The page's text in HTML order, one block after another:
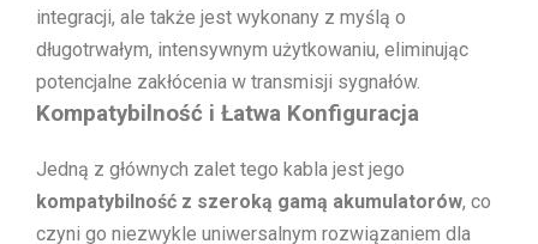
integracji, ale także jest wykonany z myślą o
długotrwałym, intensywnym użytkowaniu, eliminując
potencjalne zakłócenia w transmisji sygnałów.
Kompatybilność i Łatwa Konfiguracja
Jedną z głównych zalet tego kabla jest jego
kompatybilność z szeroką gamą akumulatorów, co
czyni go niezwykle uniwersalnym rozwiązaniem dla